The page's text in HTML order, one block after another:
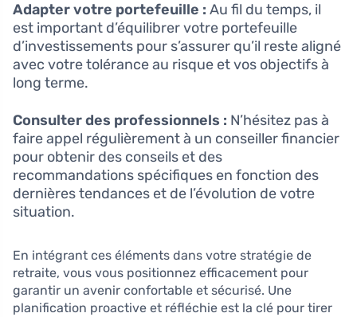
Adapter votre portefeuille : Au fil du temps, il
est important d’équilibrer votre portefeuille
d’investissements pour s’assurer qu’il reste aligné
avec votre tolérance au risque et vos objectifs à
long terme.
Consulter des professionnels : N’hésitez pas à
faire appel régulièrement à un conseiller financier
pour obtenir des conseils et des
recommandations spécifiques en fonction des
dernières tendances et de l’évolution de votre
situation.
En intégrant ces éléments dans votre stratégie de
retraite, vous vous positionnez efficacement pour
garantir un avenir confortable et sécurisé. Une
planification proactive et réfléchie est la clé pour tirer